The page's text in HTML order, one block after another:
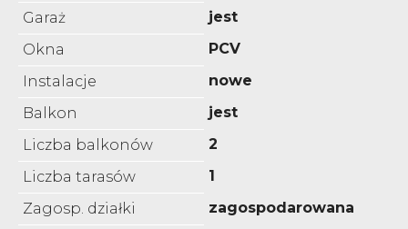
Garaż
jest
Okna
PCV
Instalacje
nowe
Balkon
jest
Liczba balkonów
2
Liczba tarasów
1
Zagosp. działki
zagospodarowana